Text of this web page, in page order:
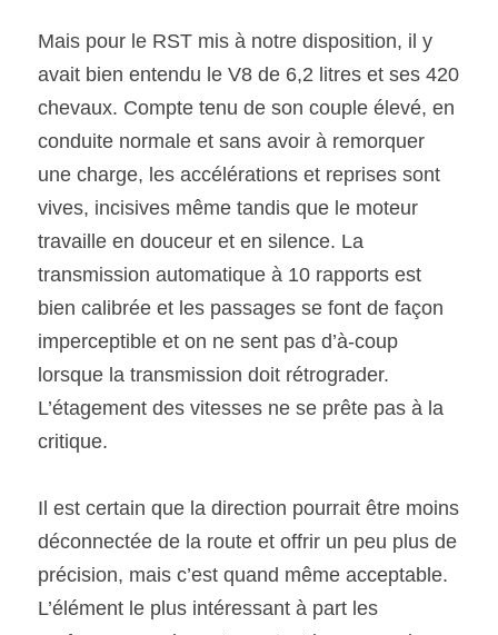
Mais pour le RST mis à notre disposition, il y
avait bien entendu le V8 de 6,2 litres et ses 420
chevaux. Compte tenu de son couple élevé, en
conduite normale et sans avoir à remorquer
une charge, les accélérations et reprises sont
vives, incisives même tandis que le moteur
travaille en douceur et en silence. La
transmission automatique à 10 rapports est
bien calibrée et les passages se font de façon
imperceptible et on ne sent pas d’à-coup
lorsque la transmission doit rétrograder.
L’étagement des vitesses ne se prête pas à la
critique.
Il est certain que la direction pourrait être moins
déconnectée de la route et offrir un peu plus de
précision, mais c’est quand même acceptable.
L’élément le plus intéressant à part les